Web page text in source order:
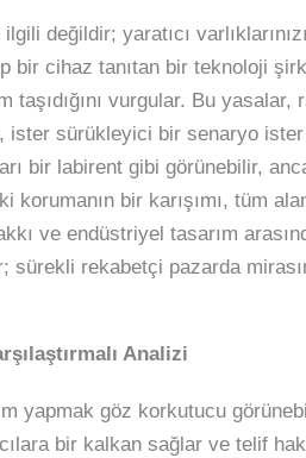
değildir; yaratıcı
bir cihaz tanıtan bir teknoloji
vurgular. Bu yasalar,
sürükleyici bir senaryo ister
bir labirent gibi görünebilir,
bir karışımı, tüm
ve endüstriyel tasarım
rekabetçi pazarda
Analizi
yapmak göz korkutucu
bir kalkan sağlar ve telif